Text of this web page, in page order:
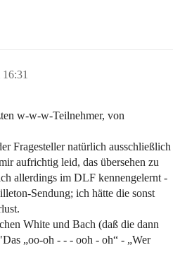
w-w-w-Teilnehmer, von
Fragesteller natürlich ausschließlich
aufrichtig leid, das übersehen zu
allerdings im DLF kennengelernt -
Sendung; ich hätte die sonst
White und Bach (daß die dann
„oo-oh - - - ooh - oh“ - „Wer